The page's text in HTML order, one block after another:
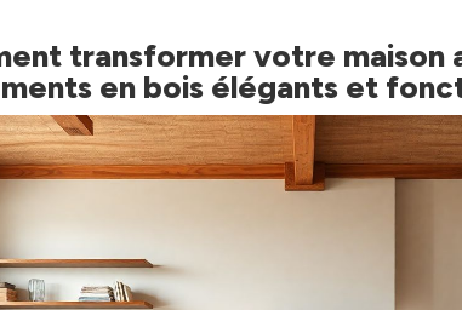
transformer votre maison
en bois élégants et